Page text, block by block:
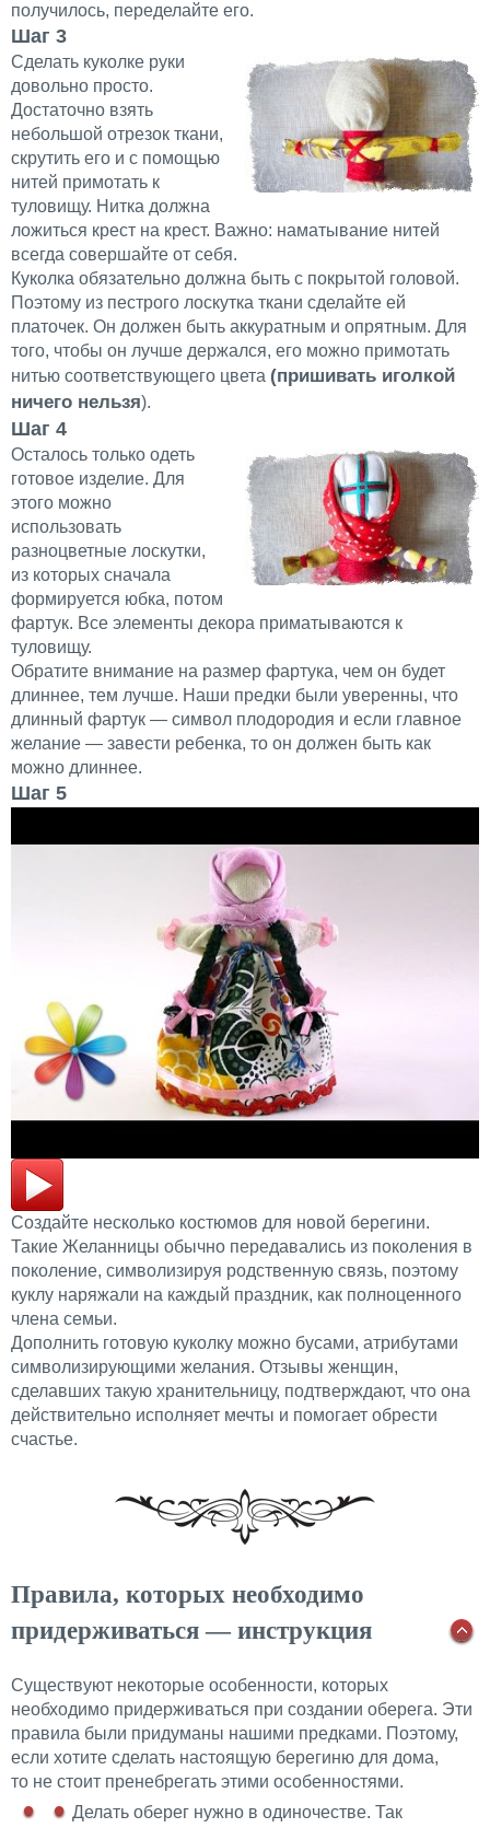
получилось, переделайте его.
Шаг 3
Сделать куколке руки
довольно просто.
Достаточно взять
небольшой отрезок ткани,
скрутить его и с помощью
нитей примотать к
туловищу. Нитка должна
ложиться крест на крест. Важно: наматывание нитей
всегда совершайте от себя.
Куколка обязательно должна быть с покрытой головой.
Поэтому из пестрого лоскутка ткани сделайте ей
платочек. Он должен быть аккуратным и опрятным. Для
того, чтобы он лучше держался, его можно примотать
нитью соответствующего цвета (пришивать иголкой
ничего нельзя).
Шаг 4
Осталось только одеть
готовое изделие. Для
этого можно
использовать
разноцветные лоскутки,
из которых сначала
формируется юбка, потом
фартук. Все элементы декора приматываются к
туловищу.
Обратите внимание на размер фартука, чем он будет
длиннее, тем лучше. Наши предки были уверенны, что
длинный фартук — символ плодородия и если главное
желание — завести ребенка, то он должен быть как
можно длиннее.
Шаг 5
Создайте несколько костюмов для новой берегини.
Такие Желанницы обычно передавались из поколения в
поколение, символизируя родственную связь, поэтому
куклу наряжали на каждый праздник, как полноценного
члена семьи.
Дополнить готовую куколку можно бусами, атрибутами
символизирующими желания. Отзывы женщин,
сделавших такую хранительницу, подтверждают, что она
действительно исполняет мечты и помогает обрести
счастье.
Правила, которых необходимо
придерживаться — инструкция
Существуют некоторые особенности, которых
необходимо придерживаться при создании оберега. Эти
правила были придуманы нашими предками. Поэтому,
если хотите сделать настоящую берегиню для дома,
то не стоит пренебрегать этими особенностями.
Делать оберег нужно в одиночестве. Так